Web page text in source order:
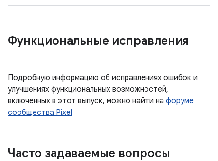
Функциональные исправления
Подробную информацию об исправлениях ошибок и
улучшениях функциональных возможностей,
включенных в этот выпуск, можно найти на форуме
сообщества Pixel.
Часто задаваемые вопросы